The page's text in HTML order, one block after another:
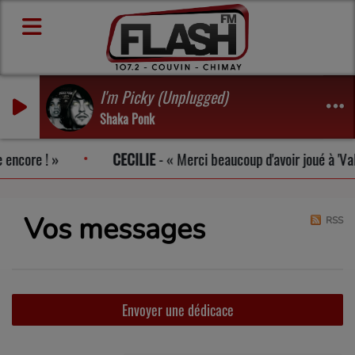
I'm Picky (Unplugged)
Shaka Ponk
! CECILIE- Merci beaucoup d'avoir joué à
Vos messages RSS
Envoyer une dédicace